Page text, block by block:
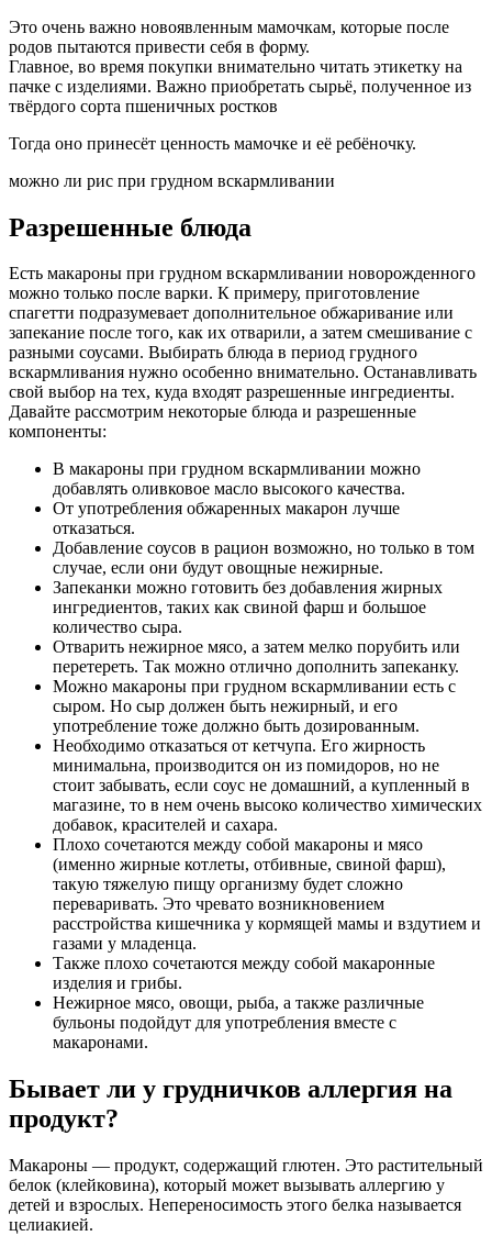
Это очень важно новоявленным мамочкам, которые после
родов пытаются привести себя в форму.
Главное, во время покупки внимательно читать этикетку на
пачке с изделиями. Важно приобретать сырьё, полученное из
твёрдого сорта пшеничных ростков
Тогда оно принесёт ценность мамочке и её ребёночку.
можно ли рис при грудном вскармливании
Разрешенные блюда
Есть макароны при грудном вскармливании новорожденного
можно только после варки. К примеру, приготовление
спагетти подразумевает дополнительное обжаривание или
запекание после того, как их отварили, а затем смешивание с
разными соусами. Выбирать блюда в период грудного
вскармливания нужно особенно внимательно. Останавливать
свой выбор на тех, куда входят разрешенные ингредиенты.
Давайте рассмотрим некоторые блюда и разрешенные
компоненты:
В макароны при грудном вскармливании можно
добавлять оливковое масло высокого качества.
От употребления обжаренных макарон лучше
отказаться.
Добавление соусов в рацион возможно, но только в том
случае, если они будут овощные нежирные.
Запеканки можно готовить без добавления жирных
ингредиентов, таких как свиной фарш и большое
количество сыра.
Отварить нежирное мясо, а затем мелко порубить или
перетереть. Так можно отлично дополнить запеканку.
Можно макароны при грудном вскармливании есть с
сыром. Но сыр должен быть нежирный, и его
употребление тоже должно быть дозированным.
Необходимо отказаться от кетчупа. Его жирность
минимальна, производится он из помидоров, но не
стоит забывать, если соус не домашний, а купленный в
магазине, то в нем очень высоко количество химических
добавок, красителей и сахара.
Плохо сочетаются между собой макароны и мясо
(именно жирные котлеты, отбивные, свиной фарш),
такую тяжелую пищу организму будет сложно
переваривать. Это чревато возникновением
расстройства кишечника у кормящей мамы и вздутием и
газами у младенца.
Также плохо сочетаются между собой макаронные
изделия и грибы.
Нежирное мясо, овощи, рыба, а также различные
бульоны подойдут для употребления вместе с
макаронами.
Бывает ли у грудничков аллергия на
продукт?
Макароны — продукт, содержащий глютен. Это растительный
белок (клейковина), который может вызывать аллергию у
детей и взрослых. Непереносимость этого белка называется
целиакией.